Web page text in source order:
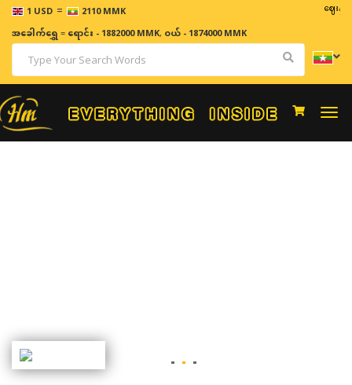
1 USD = 2110 MMK ဈေးနှုန်းမျ
အခေါက်ရွှေ=ရောင်း - 1882000 MMK, ဝယ် - 1874000 MMK